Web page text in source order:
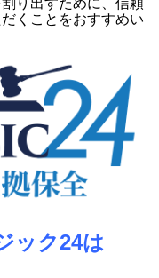
り出すために、信頼
くことをおすすめい
ック24は